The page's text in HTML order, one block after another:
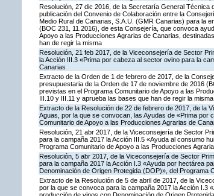
Resolución, 27 dic 2016, de la Secretaría General
publicación del Convenio de Colaboración entre la
Medio Rural de Canarias, S.A.U. (GMR Canarias) para la
(BOC 231, 11.2016), de esta Consejería, que convoca
Apoyo a las Producciones Agrarias de Canarias,
han de regir la misma
Resolución, 21 feb 2017, de la Viceconsejería de Sector
la Acción III.3 «Prima por cabeza al sector ovino para la
Canarias
Extracto de la Orden de 1 de febrero de 2017, de la
presupuestaria de la Orden de 17 de noviembre de 2016
previstas en el Programa Comunitario de Apoyo a las
III.10 y III.11 y aprueba las bases que han de regir la misma
Extracto de la Resolución de 22 de febrero de 2017, de la
Aguas, por la que se convocan, las Ayudas de «Prima por
Comunitario de Apoyo a las Producciones Agrarias de
Resolución, 21 abr 2017, de la Viceconsejería de Sector
para la campaña 2017 la Acción III.5 «Ayuda al consumo
Programa Comunitario de Apoyo a las Producciones
Resolución, 5 abr 2017, de la Viceconsejería de Sector
para la campaña 2017 la Acción I.3 «Ayuda por hectárea
Denominación de Origen Protegida (DOP)», del Programa
Extracto de la Resolución de 5 de abril de 2017, de la
por la que se convoca para la campaña 2017 la Acción I.3